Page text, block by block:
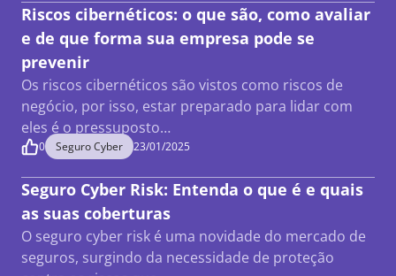
Riscos cibernéticos: o que são, como avaliar
e de que forma sua empresa pode se
prevenir
Os riscos cibernéticos são vistos como riscos de
negócio, por isso, estar preparado para lidar com
eles é o pressuposto…
0 Seguro Cyber 23/01/2025
Seguro Cyber Risk: Entenda o que é e quais
as suas coberturas
O seguro cyber risk é uma novidade do mercado de
seguros, surgindo da necessidade de proteção